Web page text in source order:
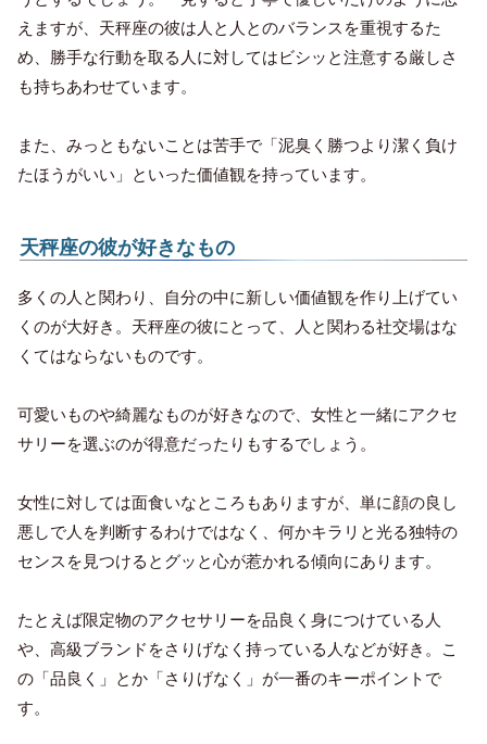
えますが、天秤座の彼は人と人とのバランスを重視するた
め、勝手な行動を取る人に対してはビシッと注意する厳しさ
も持ちあわせています。
また、みっともないことは苦手で「泥臭く勝つより潔く負け
たほうがいい」といった価値観を持っています。
天秤座の彼が好きなもの
多くの人と関わり、自分の中に新しい価値観を作り上げてい
くのが大好き。天秤座の彼にとって、人と関わる社交場はな
くてはならないものです。
可愛いものや綺麗なものが好きなので、女性と一緒にアクセ
サリーを選ぶのが得意だったりもするでしょう。
女性に対しては面食いなところもありますが、単に顔の良し
悪しで人を判断するわけではなく、何かキラリと光る独特の
センスを見つけるとグッと心が惹かれる傾向にあります。
たとえば限定物のアクセサリーを品良く身につけている人
や、高級ブランドをさりげなく持っている人などが好き。こ
の「品良く」とか「さりげなく」が一番のキーポイントで
す。